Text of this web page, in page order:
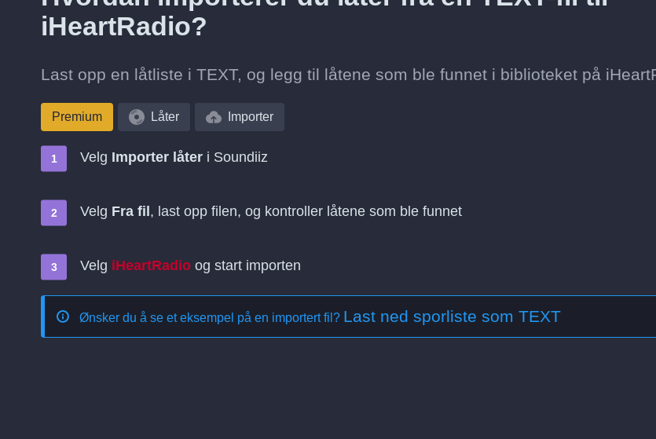
iHeartRadio?
Last opp en låtliste i TEXT, og legg til låtene som ble funnet i biblioteket på
Premium Låter Importer
Velg Importer låter i Soundiiz
Velg Fra fil , last opp filen, og kontroller låtene som ble funnet
Velg iHeartRadio og start importen
Ønsker du å se et eksempel på en importert fil? Last ned sporliste som TEXT